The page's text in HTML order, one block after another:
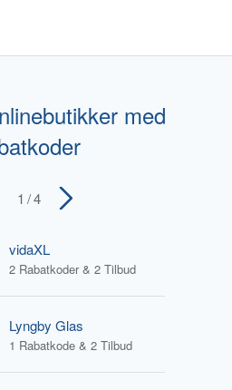
med
1 / 4
vidaXL
2 Rabatkoder & 2 Tilbud
Lyngby Glas
1 Rabatkode & 2 Tilbud